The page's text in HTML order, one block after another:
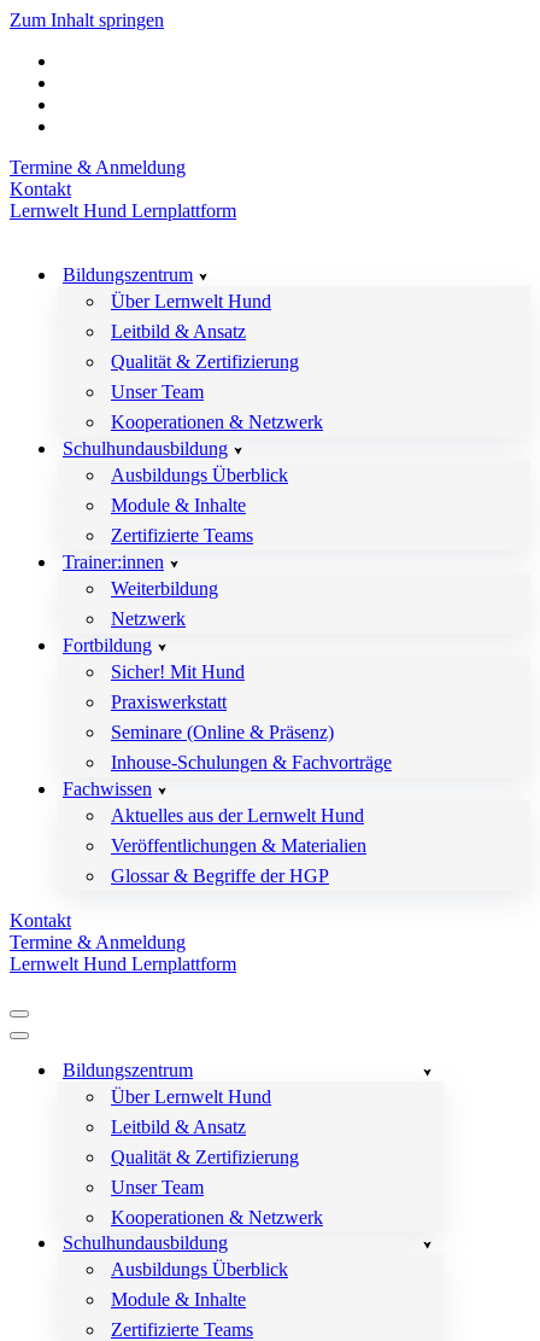
Zum Inhalt springen
Termine & Anmeldung
Kontakt
Lernwelt Hund Lernplattform
Bildungszentrum
Über Lernwelt Hund
Leitbild & Ansatz
Qualität & Zertifizierung
Unser Team
Kooperationen & Netzwerk
Schulhundausbildung
Ausbildungs Überblick
Module & Inhalte
Zertifizierte Teams
Trainer:innen
Weiterbildung
Netzwerk
Fortbildung
Sicher! Mit Hund
Praxiswerkstatt
Seminare (Online & Präsenz)
Inhouse-Schulungen & Fachvorträge
Fachwissen
Aktuelles aus der Lernwelt Hund
Veröffentlichungen & Materialien
Glossar & Begriffe der HGP
Kontakt
Termine & Anmeldung
Lernwelt Hund Lernplattform
Navigationsmenü
Navigationsmenü
Bildungszentrum
Über Lernwelt Hund
Leitbild & Ansatz
Qualität & Zertifizierung
Unser Team
Kooperationen & Netzwerk
Schulhundausbildung
Ausbildungs Überblick
Module & Inhalte
Zertifizierte Teams